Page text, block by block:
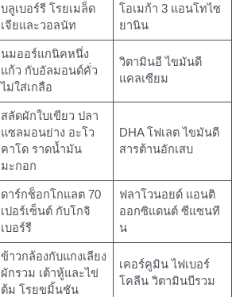
บลูเบอร์รี โรยเมล็ด
เจียและวอลนัท
โอเมก้า 3 แอนโทไซ
ยานิน
นมออร์แกนิคหนึ่ง
แก้ว กับอัลมอนด์คั่ว
ไม่ใส่เกลือ
วิตามินอี ไขมันดี
แคลเซียม
สลัดผักใบเขียว ปลา
แซลมอนย่าง อะโว
คาโด ราดน้ำมัน
มะกอก
DHA โฟเลต ไขมันดี
สารต้านอักเสบ
ดาร์กช็อกโกแลต 70
เปอร์เซ็นต์ กับโกจิ
เบอร์รี
ฟลาโวนอยด์ แอนติ
ออกซิแดนต์ ซีแซนที
น
ข้าวกล้องกับแกงเลียง
ผักรวม เต้าหู้และไข่
ต้ม โรยขมิ้นชัน
เคอร์คูมิน ไฟเบอร์
โคลีน วิตามินบีรวม